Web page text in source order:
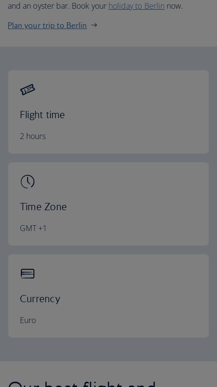
and an oyster bar. Book your holiday to Berlin now.
Plan your trip to Berlin
Flight time
2 hours
Time Zone
GMT +1
Currency
Euro